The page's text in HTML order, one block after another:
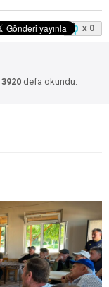
x 0
3920defa okundu.